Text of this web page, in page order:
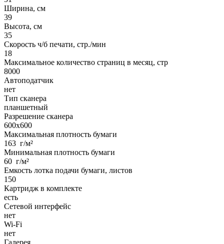
Ширина, см
39
Высота, см
35
Скорость ч/б печати, стр./мин
18
Максимальное количество страниц в месяц, стр
8000
Автоподатчик
нет
Тип сканера
планшетный
Разрешение сканера
600х600
Максимальная плотность бумаги
163 г/м²
Минимальная плотность бумаги
60 г/м²
Емкость лотка подачи бумаги, листов
150
Картридж в комплекте
есть
Сетевой интерфейс
нет
Wi-Fi
нет
Галерея